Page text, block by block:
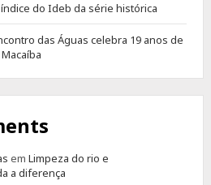
do Ideb da série histórica
das Águas celebra 19 anos de
em Limpeza do rio e
a diferença